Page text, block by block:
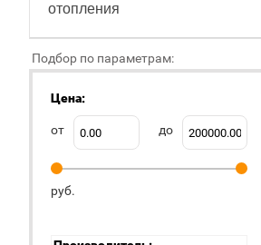
отопления
Подбор по параметрам:
Цена:
от до
руб.